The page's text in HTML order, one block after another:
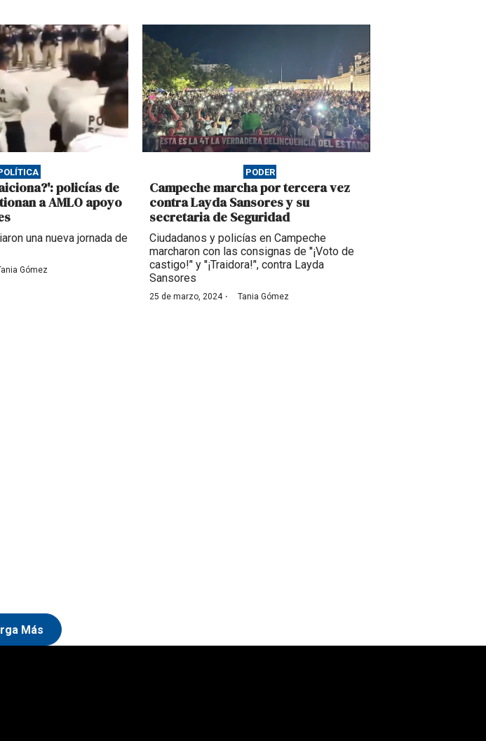
policías de
a AMLO apoyo
una nueva jornada de
Gómez
PODER
Campeche marcha por tercera vez
contra Layda Sansores y su
secretaria de Seguridad
Ciudadanos y policías en Campeche
marcharon con las consignas de ''¡Voto de
castigo!’' y ''¡Traidora!’', contra Layda
Sansores
25 de marzo, 2024· Tania Gómez
Más